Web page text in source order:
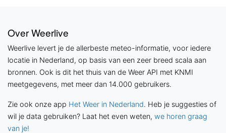
Over Weerlive
Weerlive levert je de allerbeste meteo-informatie, voor iedere
locatie in Nederland, op basis van een zeer breed scala aan
bronnen. Ook is dit het thuis van de Weer API met KNMI
meetgegevens, met meer dan 14.000 gebruikers.
Zie ook onze app Het Weer in Nederland. Heb je suggesties of
wil je data gebruiken? Laat het even weten, we horen graag
van je!